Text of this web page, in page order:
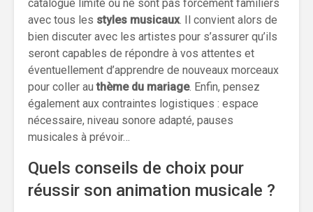
catalogue limité ou ne sont pas forcément familiers
avec tous les styles musicaux. Il convient alors de
bien discuter avec les artistes pour s’assurer qu’ils
seront capables de répondre à vos attentes et
éventuellement d’apprendre de nouveaux morceaux
pour coller authème du mariage. Enfin, pensez
également aux contraintes logistiques : espace
nécessaire, niveau sonore adapté, pauses
musicales à prévoir…
Quels conseils de choix pour
réussir son animation musicale ?